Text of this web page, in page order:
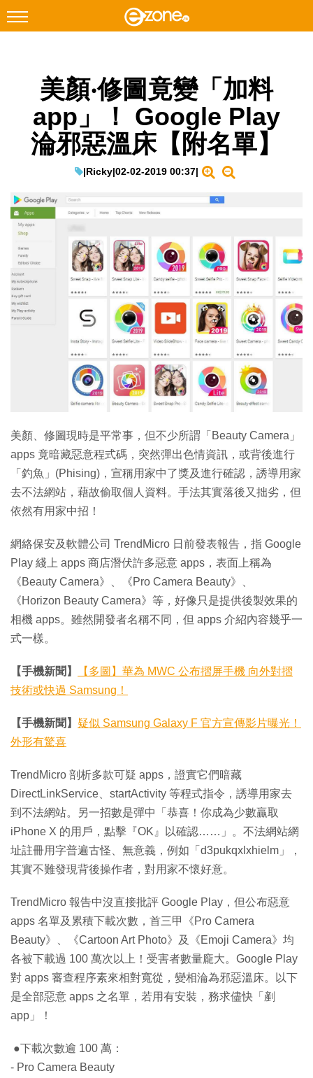
Facebook Instagram
科技焦點
網絡生活
教學評測
EduTech
IT Times
生成式AI與雲端應用
Enterprise Digital Transformation
美顏‧修圖竟變「加料
app」！ Google Play
淪邪惡溫床【附名單】
|Ricky|02-02-2019 00:37|
美顏、修圖現時是平常事，但不少所謂「Beauty Camera」
apps 竟暗藏惡意程式碼，突然彈出色情資訊，或背後進行
「釣魚」(Phising)，宣稱用家中了獎及進行確認，誘導用家
去不法網站，藉故偷取個人資料。手法其實落後又拙劣，但
依然有用家中招！
網絡保安及軟體公司 TrendMicro 日前發表報告，指 Google
Play 綫上 apps 商店潛伏許多惡意 apps，表面上稱為
《Beauty Camera》、《Pro Camera Beauty》、
《Horizon Beauty Camera》等，好像只是提供後製效果的
相機 apps。雖然開發者名稱不同，但 apps 介紹內容幾乎一
式一樣。
【手機新聞】
【多圖】華為 MWC 公布摺屏手機 向外對摺
技術或快過 Samsung！
【手機新聞】 疑似 Samsung Galaxy F 官方宣傳影片曝光！
外形有驚喜
TrendMicro 剖析多款可疑 apps，證實它們暗藏
DirectLinkService、startActivity 等程式指令，誘導用家去
到不法網站。另一招數是彈中「恭喜！你成為少數贏取
iPhone X 的用戶，點擊『OK』以確認……」。不法網站網
址註冊用字普遍古怪、無意義，例如「d3pukqxlxhielm」，
其實不難發現背後操作者，對用家不懷好意。
TrendMicro 報告中沒直接批評 Google Play，但公布惡意
apps 名單及累積下載次數，首三甲《Pro Camera
Beauty》、《Cartoon Art Photo》及《Emoji Camera》均
各被下載過 100 萬次以上！受害者數量龐大。Google Play
對 apps 審查程序素來相對寬從，變相淪為邪惡溫床。以下
是全部惡意 apps 之名單，若用有安裝，務求儘快「剷
app」！
●下載次數逾 100 萬：
- Pro Camera Beauty